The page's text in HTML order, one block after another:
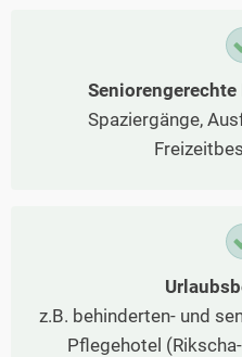
Spaziergänge,
z.B. behinderten- und
Pflegehotel